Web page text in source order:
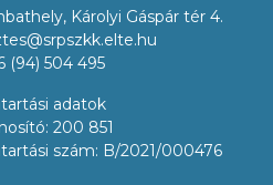
Károlyi Gáspár tér 4.
(94) 504 495
adatok
200 851
szám: B/2021/000476